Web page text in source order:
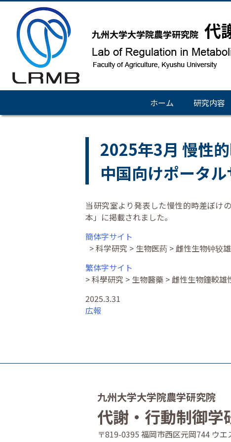
ホーム 研究内容
2025年3月 慢性
中国向けポータ
当研究室より発表した慢性的時差ぼけ
本」に掲載されました。
簡体字サイト
> 科学研究 > 生物医药 > 雌性生物钟较
繁体字サイト
> 科學研究 > 生物醫藥 > 雌性生物鐘較
2025.3.31
広報
九州大学大学院農学研究院
代謝・行動制御学
〒819-0395 福岡市西区元岡744 ウ